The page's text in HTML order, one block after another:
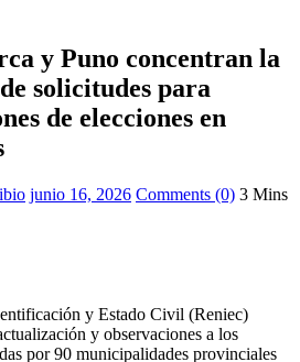
y Puno concentran la
solicitudes para
de elecciones en
junio 16, 2026 Comments (0) 3 Mins
y Estado Civil (Reniec)
y observaciones a los
por 90 municipalidades provinciales